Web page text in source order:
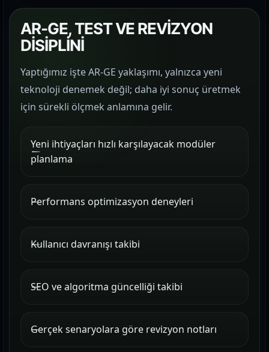
AR-GE, TEST VE REVİZYON
DİSİPLİNİ
Yaptığımız işte AR-GE yaklaşımı, yalnızca yeni
teknoloji denemek değil; daha iyi sonuç üretmek
için sürekli ölçmek anlamına gelir.
Yeni ihtiyaçları hızlı karşılayacak modüler
planlama
Performans optimizasyon deneyleri
Kullanıcı davranışı takibi
SEO ve algoritma güncelliği takibi
Gerçek senaryolara göre revizyon notları